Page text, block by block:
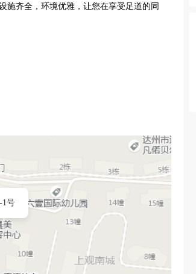
施齐全，环境优雅，让您在享受足道的同
专业的技术、贴心的服务，赢得了顾客的信
更加优质的养生保健体验，成为您身边值
1号